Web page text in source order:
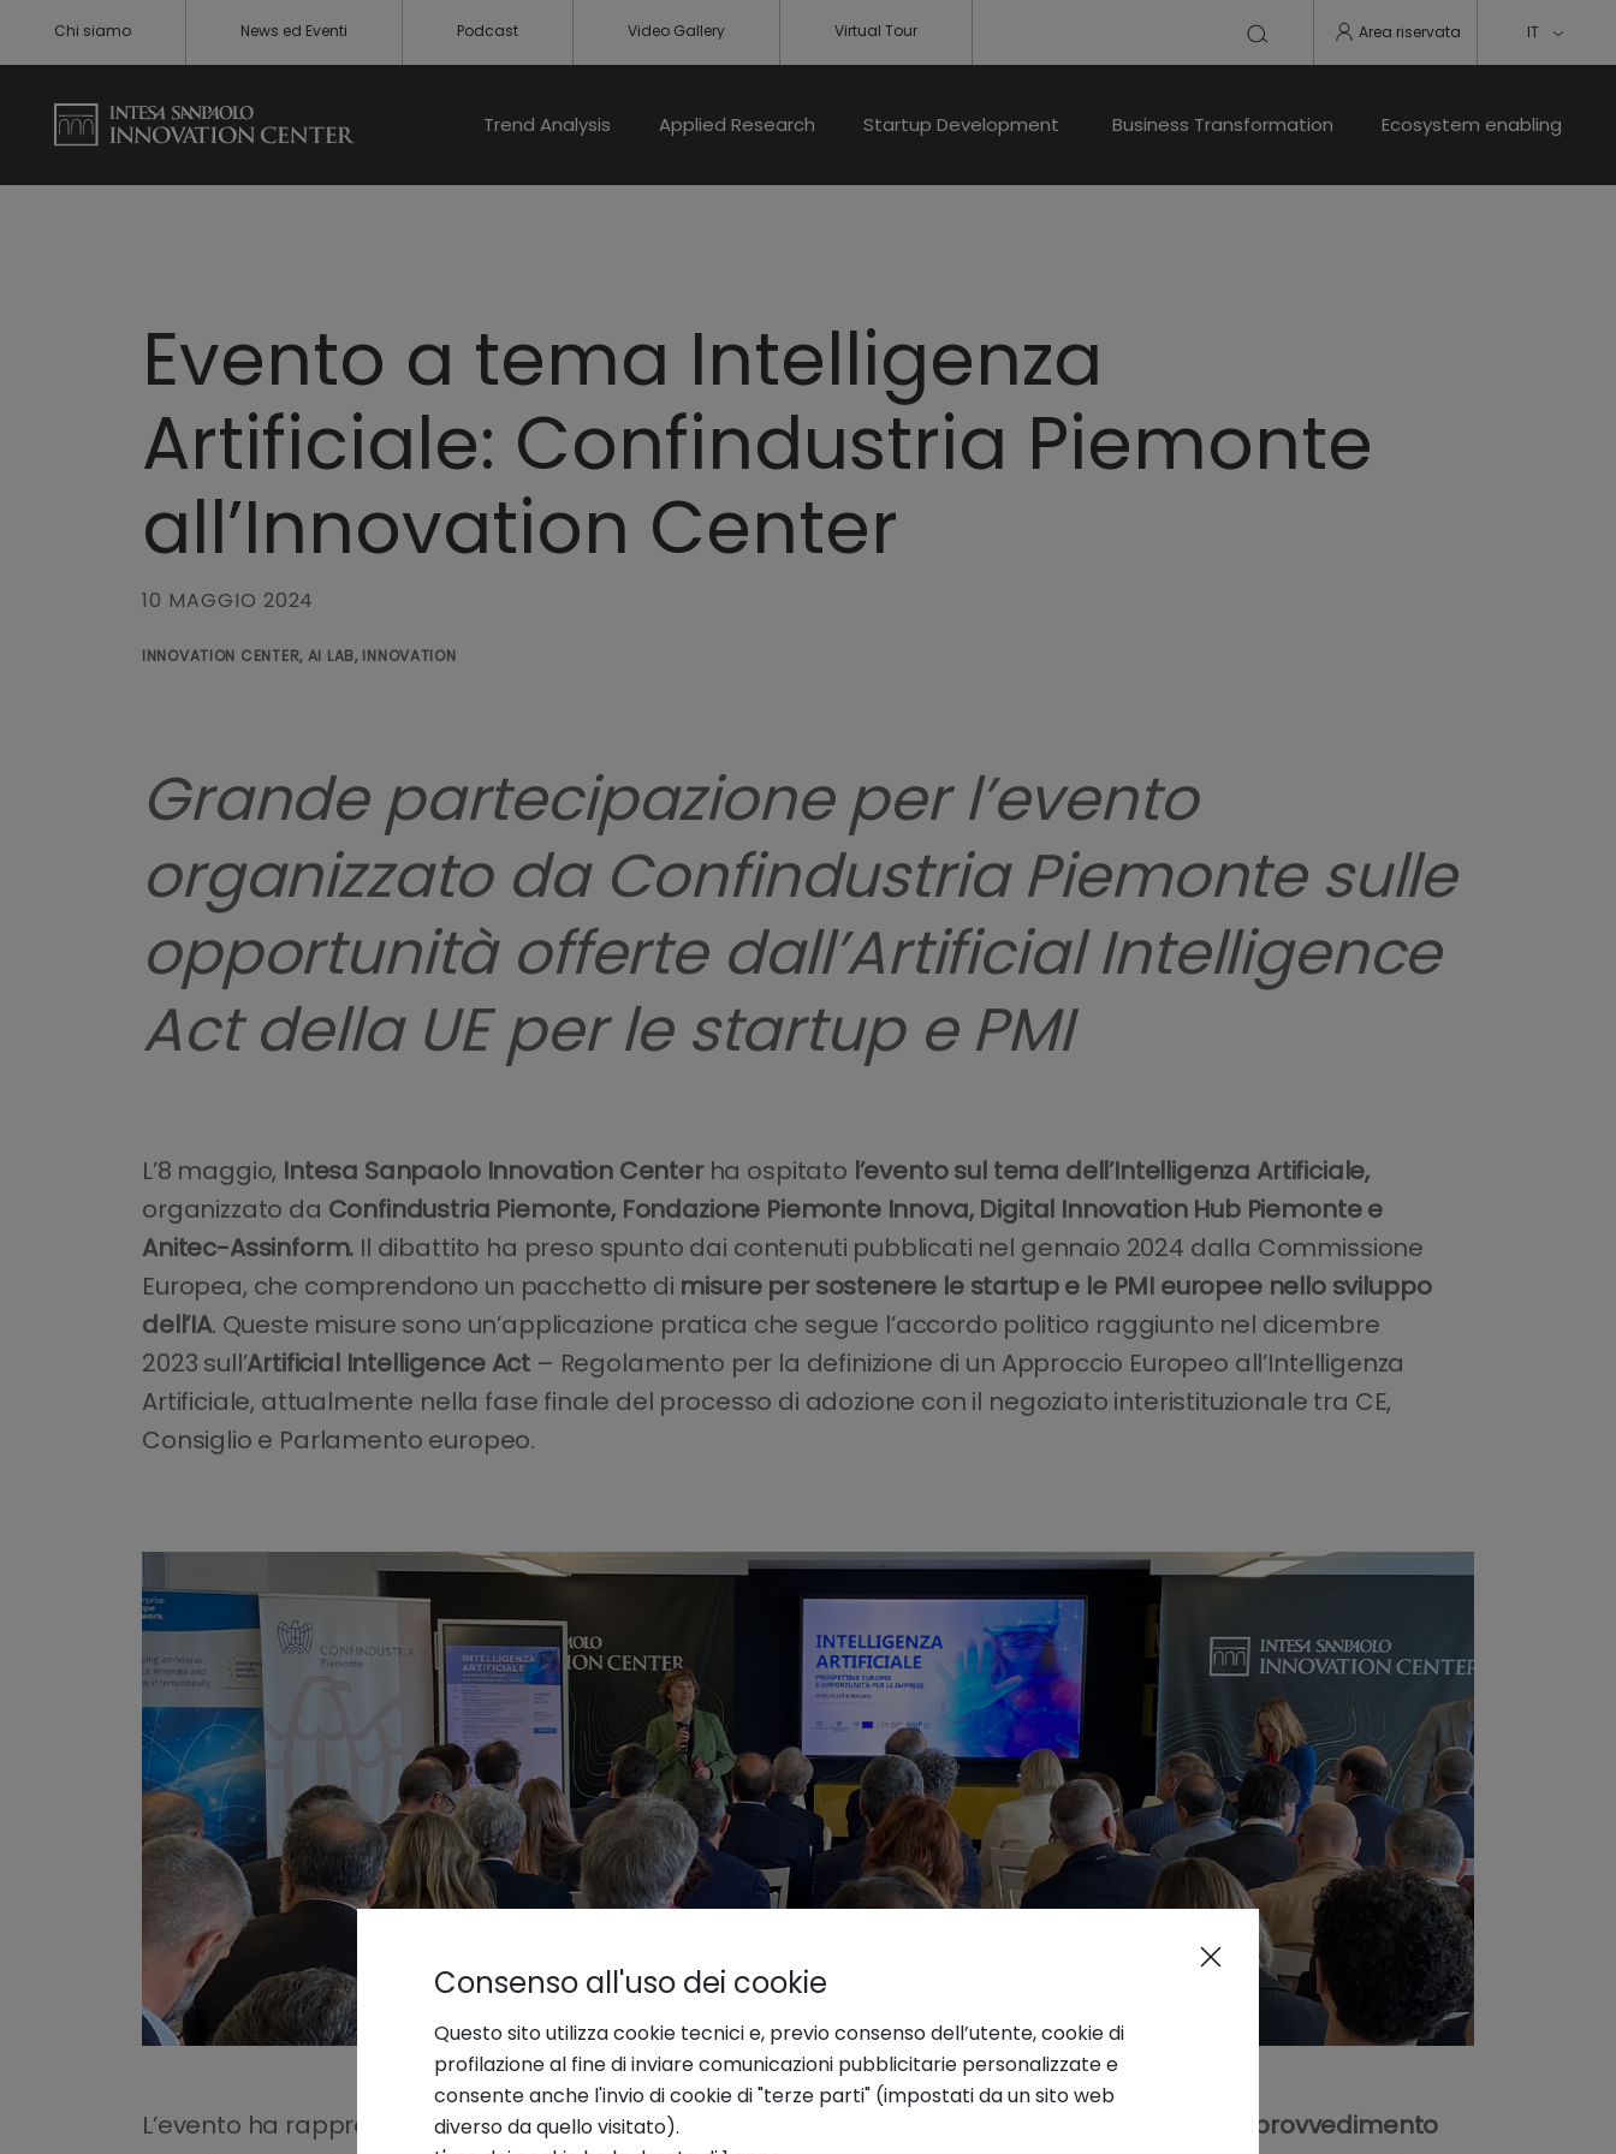
Chi siamo News ed Eventi Podcast Video Gallery Virtual Tour Area riservata IT
Trend Analysis Applied Research Startup Development Business Transformation Ecosystem enabling
Evento a tema Intelligenza
Artificiale: Confindustria Piemonte
all’Innovation Center
10 MAGGIO 2024
INNOVATION CENTER, AI LAB, INNOVATION
Grande partecipazione per l’evento
organizzato da Confindustria Piemonte sulle
opportunità offerte dall’Artificial Intelligence
Act della UE per le startup e PMI
L’8 maggio, Intesa Sanpaolo Innovation Center ha ospitato l’evento sul tema dell’Intelligenza Artificiale,
organizzato da Confindustria Piemonte, Fondazione Piemonte Innova, Digital Innovation Hub Piemonte e
Anitec-Assinform. Il dibattito ha preso spunto dai contenuti pubblicati nel gennaio 2024 dalla Commissione
Europea, che comprendono un pacchetto di misure per sostenere le startup e le PMI europee nello sviluppo
dell’IA. Queste misure sono un’applicazione pratica che segue l’accordo politico raggiunto nel dicembre
2023 sull’Artificial Intelligence Act – Regolamento per la definizione di un Approccio Europeo all’Intelligenza
Artificiale, attualmente nella fase finale del processo di adozione con il negoziato interistituzionale tra CE,
Consiglio e Parlamento europeo.
L’evento ha rappresentato un interessantemomento di confronto sulle possibili ricadute del provvedimento
Consenso all'uso dei cookie
Questo sito utilizza cookie tecnici e, previo consenso dell’utente, cookie di
profilazione al fine di inviare comunicazioni pubblicitarie personalizzate e
consente anche l'invio di cookie di "terze parti" (impostati da un sito web
diverso da quello visitato).